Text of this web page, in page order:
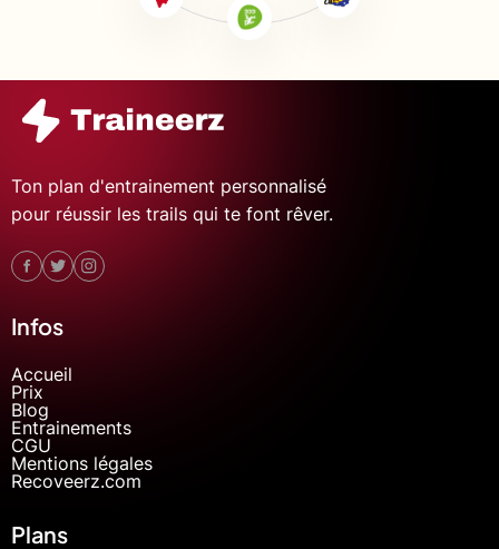
Ton plan d'entrainement personnalisé
pour réussir les trails qui te font rêver.
Infos
Accueil
Prix
Blog
Entrainements
CGU
Mentions légales
Recoveerz.com
Plans